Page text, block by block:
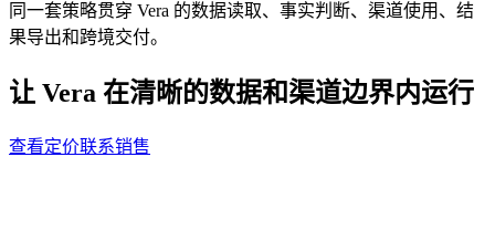
同一套策略贯穿 Vera 的数据读取、事实判断、渠道使用、结
果导出和跨境交付。
让 Vera 在清晰的数据和渠道边界内运行
查看定价联系销售